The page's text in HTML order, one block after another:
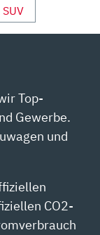
SUV
Top-
Gewerbe.
und
CO2-